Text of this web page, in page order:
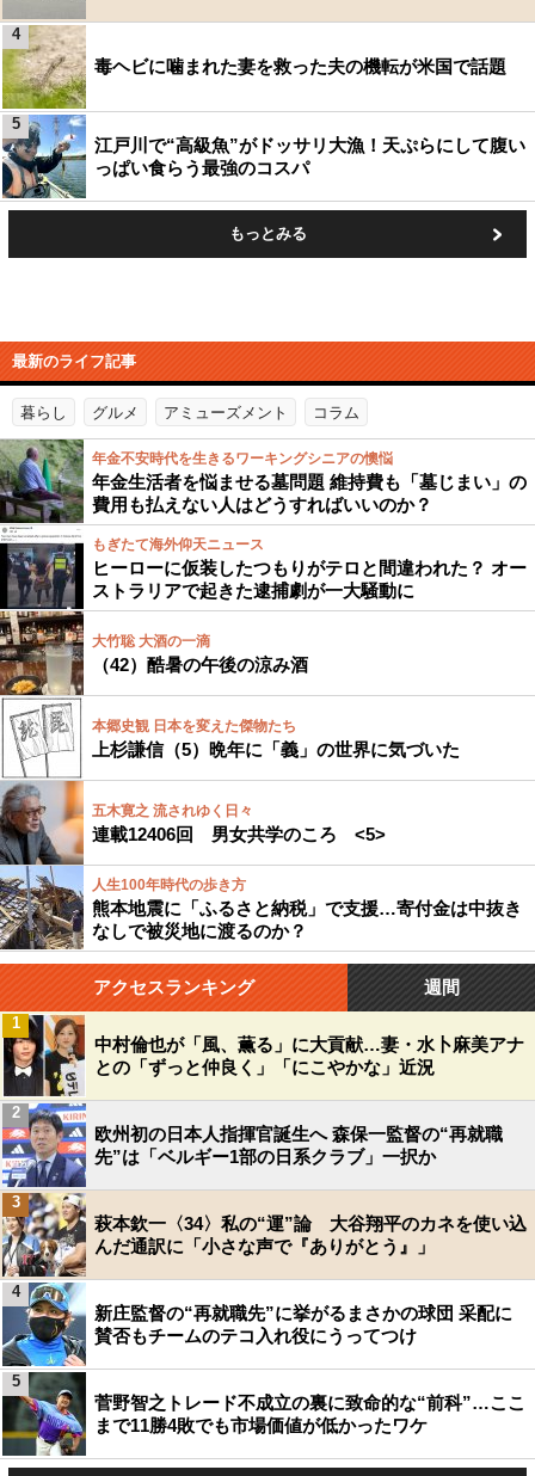
毒ヘビに噛まれた妻を救った夫の機転が米国で話題
4
江戸川で“高級魚”がドッサリ大漁！天ぷらにして腹い
っぱい食らう最強のコスパ
5
もっとみる
最新のライフ記事
暮らし グルメ アミューズメント コラム
年金不安時代を生きるワーキングシニアの懊悩
年金生活者を悩ませる墓問題 維持費も「墓じまい」の
費用も払えない人はどうすればいいのか？
もぎたて海外仰天ニュース
ヒーローに仮装したつもりがテロと間違われた？ オー
ストラリアで起きた逮捕劇が一大騒動に
大竹聡 大酒の一滴
（42）酷暑の午後の涼み酒
本郷史観 日本を変えた傑物たち
上杉謙信（5）晩年に「義」の世界に気づいた
五木寛之 流されゆく日々
連載12406回 男女共学のころ <5>
人生100年時代の歩き方
熊本地震に「ふるさと納税」で支援…寄付金は中抜き
なしで被災地に渡るのか？
アクセスランキング 週間
中村倫也が「風、薫る」に大貢献…妻・水卜麻美アナ
との「ずっと仲良く」「にこやかな」近況
1
欧州初の日本人指揮官誕生へ 森保一監督の“再就職
先”は「ベルギー1部の日系クラブ」一択か
2
萩本欽一〈34〉私の“運”論 大谷翔平のカネを使い込
んだ通訳に「小さな声で『ありがとう』」
3
新庄監督の“再就職先”に挙がるまさかの球団 采配に
賛否もチームのテコ入れ役にうってつけ
4
菅野智之トレード不成立の裏に致命的な“前科”…ここ
まで11勝4敗でも市場価値が低かったワケ
5